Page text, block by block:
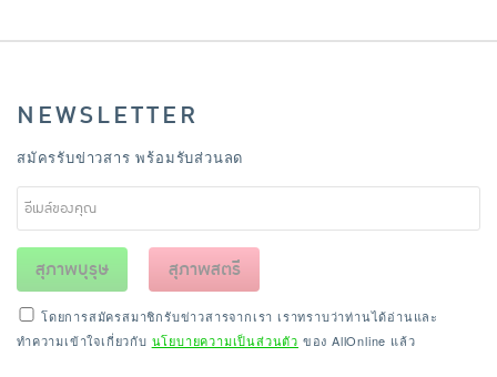
NEWSLETTER
สมัครรับข่าวสาร พร้อมรับส่วนลด
สุภาพบุรุษ สุภาพสตรี
โดยการสมัครสมาชิกรับข่าวสารจากเรา เราทราบว่าท่านได้อ่านและ
ทำความเข้าใจเกี่ยวกับ นโยบายความเป็นส่วนตัว ของ AllOnline แล้ว